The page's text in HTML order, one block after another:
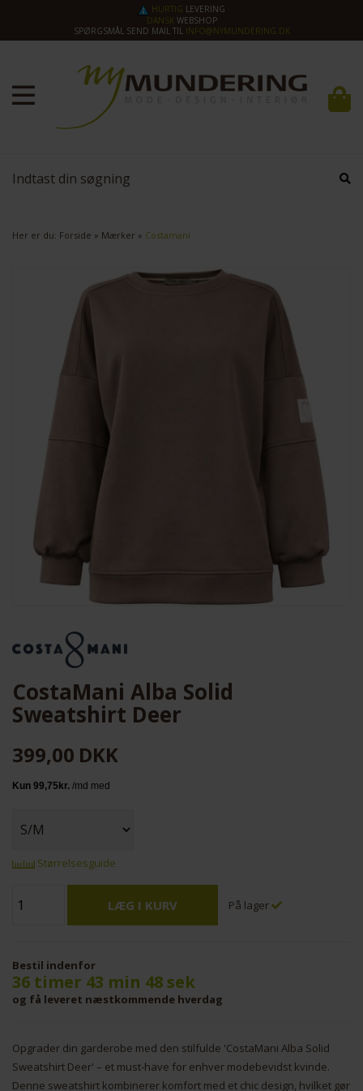
HURTIG LEVERING
DANSKWEBSHOP
SPØRGSMÅL SEND MAIL TIL INFO@NYMUNDERING.DK
Her er du: Forside » Mærker » Costamani
CostaMani Alba Solid
Sweatshirt Deer
399,00 DKK
Størrelsesguide
På lager
Bestil indenfor
36 timer 43 min 48 sek
og få leveret næstkommende hverdag
Opgrader din garderobe med den stilfulde 'CostaMani Alba Solid
Sweatshirt Deer' – et must-have for enhver modebevidst kvinde.
Denne sweatshirt kombinerer komfort med et chic design, hvilket gør